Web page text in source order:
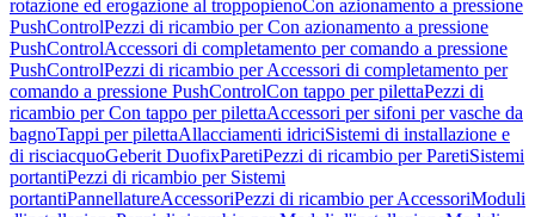
rotazione ed erogazione al troppopienoCon azionamento a pressione
PushControlPezzi di ricambio per Con azionamento a pressione
PushControlAccessori di completamento per comando a pressione
PushControlPezzi di ricambio per Accessori di completamento per
comando a pressione PushControlCon tappo per pilettaPezzi di
ricambio per Con tappo per pilettaAccessori per sifoni per vasche da
bagnoTappi per pilettaAllacciamenti idriciSistemi di installazione e
di risciacquoGeberit DuofixParetiPezzi di ricambio per ParetiSistemi
portantiPezzi di ricambio per Sistemi
portantiPannellatureAccessoriPezzi di ricambio per AccessoriModuli